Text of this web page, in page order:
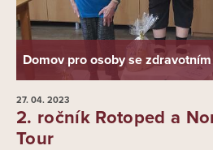
Domov pro osoby se
27. 04. 2023
2. ročník Rotoped a
Tour